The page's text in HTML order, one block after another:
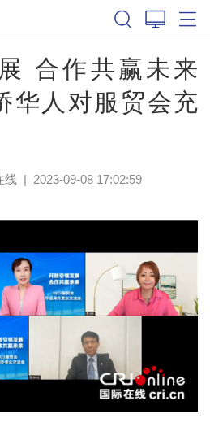
合作共赢未来
人对服贸会充
线| 2023-09-08 17:02:59